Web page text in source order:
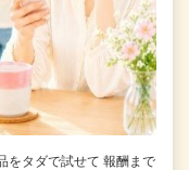
をタダで試せて 報酬まで